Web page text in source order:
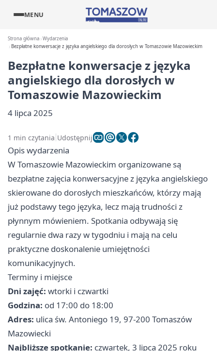
MENU
Strona główna Wydarzenia
Bezpłatne konwersacje z języka angielskiego dla dorosłych w Tomaszowie Mazowieckim
Bezpłatne konwersacje z języka
angielskiego dla dorosłych w
Tomaszowie Mazowieckim
4 lipca 2025
1 min czytania Udostępnij
Opis wydarzenia
W Tomaszowie Mazowieckim organizowane są
bezpłatne zajęcia konwersacyjne z języka angielskiego
skierowane do dorosłych mieszkańców, którzy mają
już podstawy tego języka, lecz mają trudności z
płynnym mówieniem. Spotkania odbywają się
regularnie dwa razy w tygodniu i mają na celu
praktyczne doskonalenie umiejętności
komunikacyjnych.
Terminy i miejsce
Dni zajęć: wtorki i czwartki
Godzina: od 17:00 do 18:00
Adres: ulica św. Antoniego 19, 97-200 Tomaszów
Mazowiecki
Najbliższe spotkanie: czwartek, 3 lipca 2025 roku